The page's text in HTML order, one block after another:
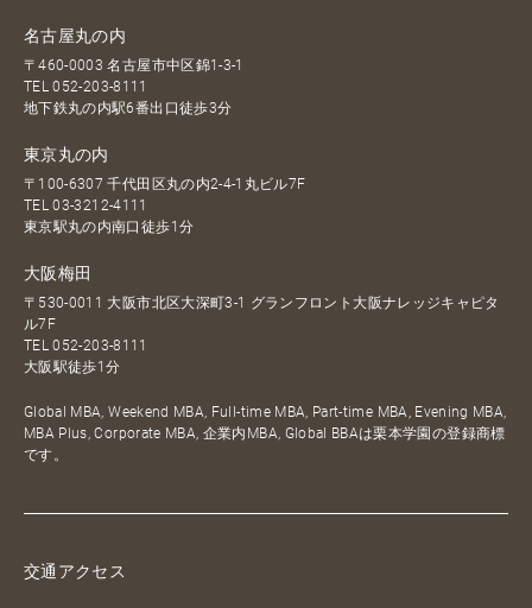
名古屋丸の内
〒460-0003 名古屋市中区錦1-3-1
TEL052-203-8111
地下鉄丸の内駅6番出口徒歩3分
東京丸の内
〒100-6307 千代田区丸の内2-4-1丸ビル7F
TEL03-3212-4111
東京駅丸の内南口徒歩1分
大阪梅田
〒530-0011 大阪市北区大深町3-1 グランフロント大阪ナレッジキャピタ
ル7F
TEL052-203-8111
大阪駅徒歩1分
Global MBA, Weekend MBA, Full-time MBA, Part-time MBA, Evening MBA,
MBA Plus, Corporate MBA, 企業内MBA, Global BBAは栗本学園の登録商標
です。
交通アクセス